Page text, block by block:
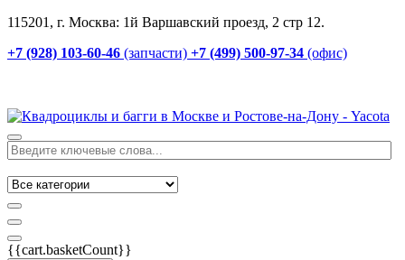
115201, г. Москва: 1й Варшавский проезд, 2 стр 12.
+7 (928) 103-60-46 (запчасти) +7 (499) 500-97-34 (офис)
{{cart.basketCount}}